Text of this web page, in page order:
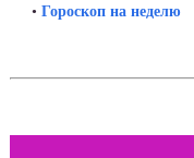
• Гороскоп на неделю